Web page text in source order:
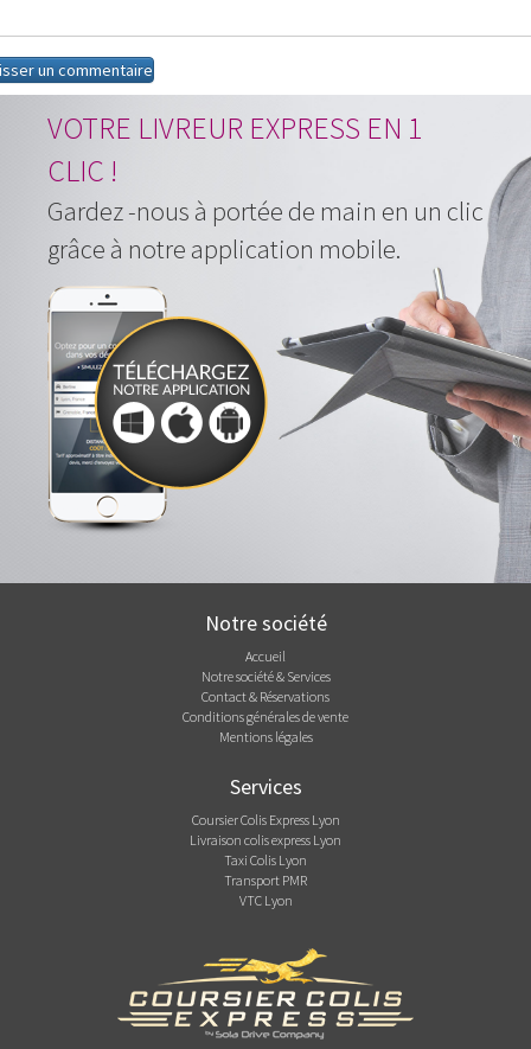
VOTRE LIVREUR EXPRESS EN 1
CLIC !
Gardez -nous à portée de main en un clic
grâce à notre application mobile.
Notre société
Accueil
Notre société & Services
Contact & Réservations
Conditions générales de vente
Mentions légales
Services
Coursier Colis Express Lyon
Livraison colis express Lyon
Taxi Colis Lyon
Transport PMR
VTC Lyon